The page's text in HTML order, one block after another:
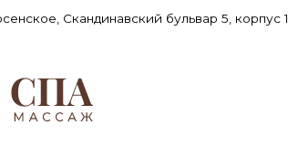
Скандинавский бульвар 5, корпус 1